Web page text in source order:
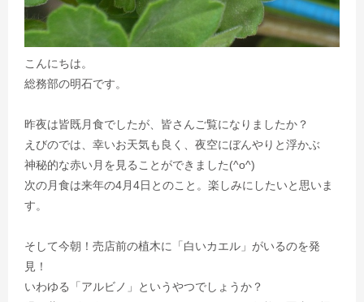
こんにちは。
総務部の明石です。
昨夜は皆既月食でしたが、皆さんご覧になりましたか？
えびのでは、幸いお天気も良く、夜空にぼんやりと浮かぶ
神秘的な赤い月を見ることができました(^o^)
次の月食は来年の4月4日とのこと。楽しみにしたいと思いま
す。
そして今朝！売店前の植木に「白いカエル」がいるのを発
見！
いわゆる「アルビノ」というやつでしょうか？